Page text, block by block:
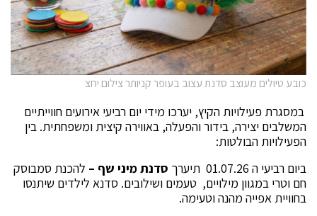
כובע טיולים מעוצב סדנת עצוב בעופר קניותר צילום יחצ
במסגרת פעילויות הקיץ, יערכו מידי יום רביעי אירועים חווייתיים
המשלבים יצירה, בידור והפעלה, באווירה קיצית ומשפחתית. בין
הפעילויות הבולטות:
ביום רביעי ה 01.07.26
תיערךסדנת מיני שף – להכנת סמבוסק
חם וטרי במגוון מילויים, טעמים ושילובים. סדנא לילדים שיתנסו
בחוויית אפייה מהנה וטעימה.